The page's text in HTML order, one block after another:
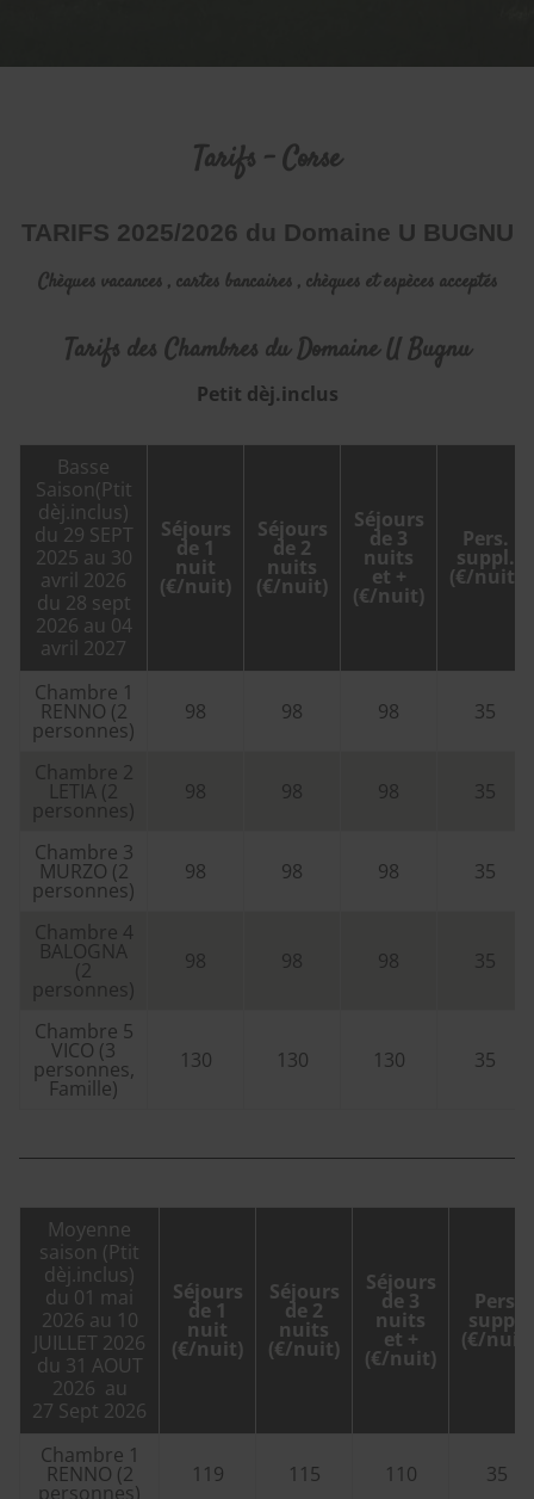
Tarifs – Corse
TARIFS 2025/2026 du Domaine U BUGNU
Chèques vacances , cartes bancaires , chèques et espèces acceptés
Tarifs des Chambres du Domaine U Bugnu
Petit dèj.inclus
Basse
Saison(Ptit
dèj.inclus)
du 29 SEPT
2025 au 30
avril 2026
du 28 sept
2026 au 04
avril 2027
Séjours
de 1
nuit
(€/nuit)
Séjours
de 2
nuits
(€/nuit)
Séjours
de 3
nuits
et +
(€/nuit)
Pers.
suppl.
(€/nuit)
Chambre 1
RENNO (2
personnes)
98 98 98 35
Chambre 2
LETIA (2
personnes)
98 98 98 35
Chambre 3
MURZO (2
personnes)
98 98 98 35
Chambre 4
BALOGNA
(2
personnes)
98 98 98 35
Chambre 5
VICO (3
personnes,
Famille)
130 130 130 35
Moyenne
saison (Ptit
dèj.inclus)
du 01 mai
2026 au 10
JUILLET 2026
du 31 AOUT
2026 au
27 Sept 2026
Séjours
de 1
nuit
(€/nuit)
Séjours
de 2
nuits
(€/nuit)
Séjours
de 3
nuits
et +
(€/nuit)
Pers.
suppl.
(€/nuit)
Chambre 1
RENNO (2
personnes)
119 115 110 35